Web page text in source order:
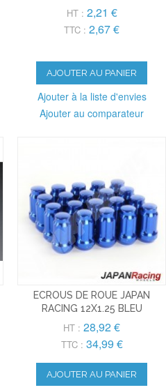
HT : 2,21 €
TTC : 2,67 €
AJOUTER AU PANIER
Ajouter à la liste d'envies
Ajouter au comparateur
ECROUS DE ROUE JAPAN
RACING 12X1.25 BLEU
HT : 28,92 €
TTC : 34,99 €
AJOUTER AU PANIER